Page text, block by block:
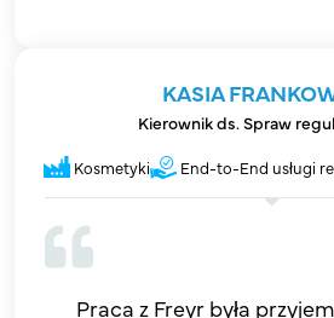
KASIA
Kierownik ds. Spraw
Kosmetyki End-to-End usługi
Praca z Freyr była